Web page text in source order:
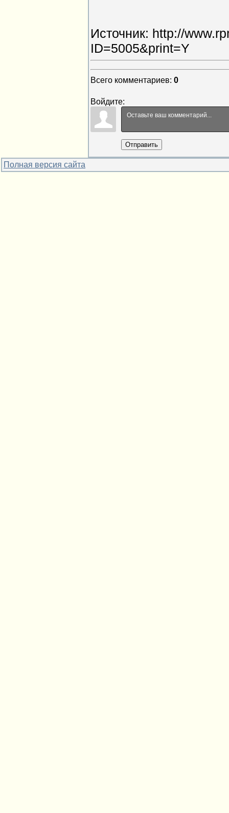
Источник: http://
ID=5005&print=Y
Всего комментариев: 0
Войдите:
Отправить
Полная версия сайта